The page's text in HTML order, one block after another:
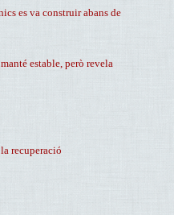
es va construir abans de
estable, però revela
recuperació